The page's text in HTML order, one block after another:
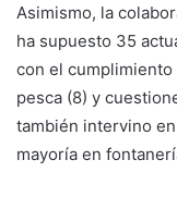
Asimismo, la
ha supuesto 35
con el cumplimiento
pesca (8) y
también intervino
mayoría en